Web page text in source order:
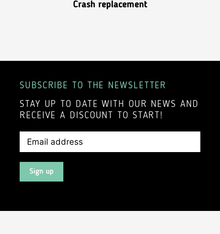
Crash replacement
SUBSCRIBE TO THE NEWSLETTER
STAY UP TO DATE WITH OUR NEWS AND
RECEIVE A DISCOUNT TO START!
Sign up